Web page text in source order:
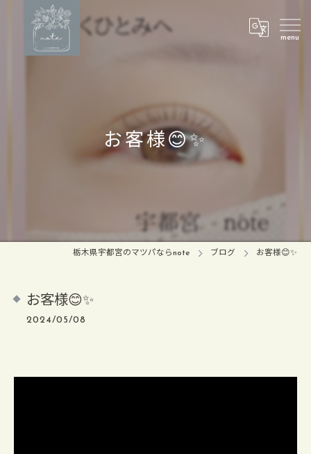
お客様😊✨
栃木県宇都宮のマツパならnote ブログ お客様😊✨
お客様😊✨
2024/05/08